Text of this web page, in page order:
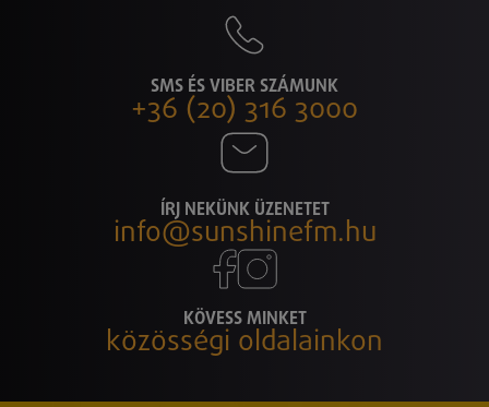
SMS ÉS VIBER SZÁMUNK
+36 (20) 316 3000
ÍRJ NEKÜNK ÜZENETET
info@sunshinefm.hu
KÖVESS MINKET
közösségi oldalainkon